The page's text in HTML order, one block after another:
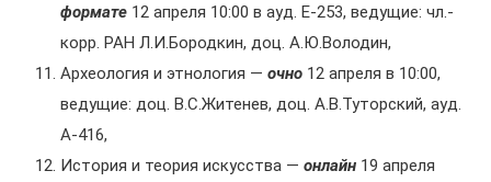
формате 12 апреля 10:00 в ауд. Е-253, ведущие: чл.-
корр. РАН Л.И.Бородкин, доц. А.Ю.Володин,
Археология и этнология — очно 12 апреля в 10:00,
ведущие: доц. В.С.Житенев, доц. А.В.Туторский, ауд.
А-416,
История и теория искусства — онлайн 19 апреля